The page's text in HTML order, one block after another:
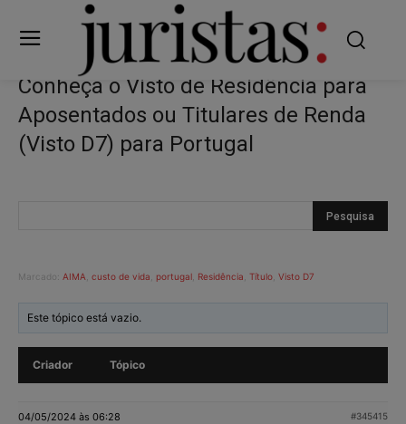
Conheça o Visto de Residência para
Aposentados ou Titulares de Renda
(Visto D7) para Portugal
Marcado: AIMA custo de vida portugal Residência Título Visto D7
Este tópico está vazio.
Criador Tópico
04/05/2024 às 06:28 #345415